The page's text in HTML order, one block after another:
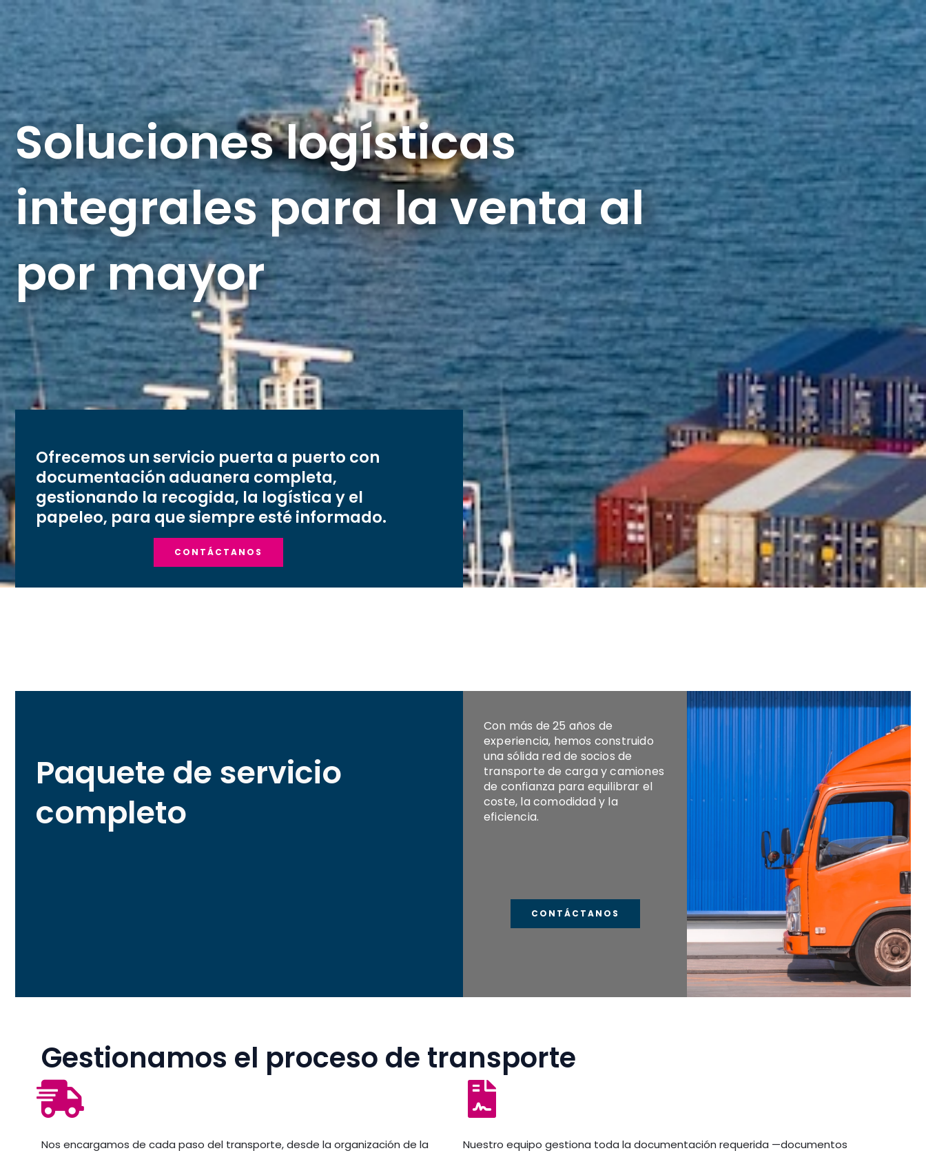
contenido
PRODUCTOS SERVICIOS ACERCA DE EL IMPACTO DE B&V APRENDER CONTÁCTANOS Español
Soluciones logísticas
integrales para la venta al
por mayor
Ofrecemos un servicio puerta a puerto con
documentación aduanera completa,
gestionando la recogida, la logística y el
papeleo, para que siempre esté informado.
CONTÁCTANOS
Paquete de servicio
completo
Con más de 25 años de
experiencia, hemos construido
una sólida red de socios de
transporte de carga y camiones
de confianza para equilibrar el
coste, la comodidad y la
eficiencia.
CONTÁCTANOS
Gestionamos el proceso de transporte
Nos encargamos de cada paso del transporte, desde la organización de la
Nuestro equipo gestiona toda la documentación requerida —documentos